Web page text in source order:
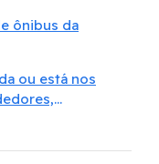
ônibus da
ou está nos